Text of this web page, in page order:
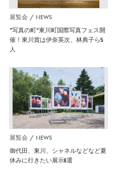
展覧会 NEWS
”写真の町”東川町国際写真フェス開
催！東川賞は伊奈英次、林典子ら5
人
展覧会 NEWS
御代田、東川、シャネルなどなど夏
休みに行きたい展示6選